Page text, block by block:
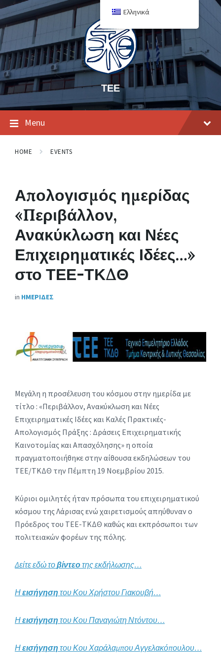
ΤΕΕ
Menu
HOME EVENTS
Απολογισμός ημερίδας
«Περιβάλλον,
Ανακύκλωση και Νέες
Επιχειρηματικές Ιδέες…»
στο ΤΕΕ-ΤΚΔΘ
in ΗΜΕΡΙΔΕΣ
Μεγάλη η προσέλευση του κόσμου στην ημερίδα με
τίτλο : «Περιβάλλον, Ανακύκλωση και Νέες
Επιχειρηματικές Ιδέες και Καλές Πρακτικές-
Απολογισμός Πράξης : Δράσεις Επιχειρηματικής
Καινοτομίας και Απασχόλησης» η οποία
πραγματοποιήθηκε στην αίθουσα εκδηλώσεων του
ΤΕΕ/ΤΚΔΘ την Πέμπτη 19 Νοεμβρίου 2015.
Κύριοι ομιλητές ήταν πρόσωπα του επιχειρηματικού
κόσμου της Λάρισας ενώ χαιρετισμούς απηύθυναν ο
Πρόεδρος του ΤΕΕ-ΤΚΔΘ καθώς και εκπρόσωποι των
πολιτειακών φορέων της πόλης.
Δείτε εδώ τοβίντεοτης εκδήλωσης…
Ηεισήγηση του Κου Χρήστου Γιακουβή…
Ηεισήγηση του Κου Παναγιώτη Ντόντου…
Ηεισήγηση του Κου Χαράλαμπου Αγγελακόπουλου…
Ελληνικά